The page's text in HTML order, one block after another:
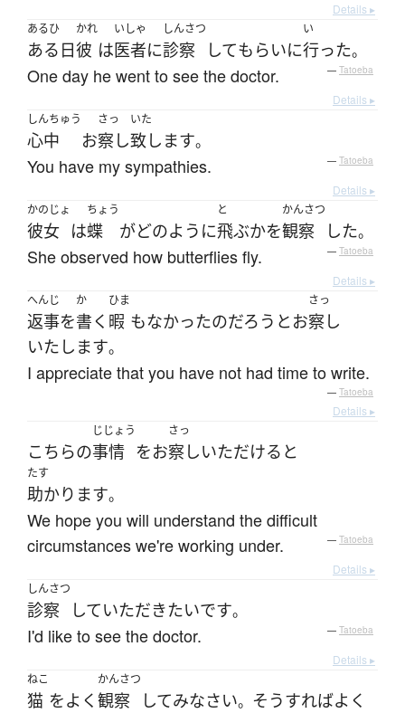
Details ▸
あるひ
ある日
かれ
彼 は
いしゃ
医者に
しんさつ
診察 してもらいに
い
行った。
One day he went to see the doctor. — Tatoeba
Details ▸
しんちゅう
心中 お
さっ
察し
いた
致します。
You have my sympathies. — Tatoeba
Details ▸
かのじょ
彼女 は
ちょう
蝶 がどのように
と
飛ぶかを
かんさつ
観察 した。
She observed how butterflies fly. — Tatoeba
Details ▸
へんじ
返事を
か
書く
ひま
暇 もなかったのだろう とお
さっ
察し
いたします。
I appreciate that you have not had time to write.
— Tatoeba
Details ▸
こちらの
じじょう
事情 をお
さっ
察しいただける と
たす
助かります。
We hope you will understand the difficult
circumstances we're working under.
— Tatoeba
Details ▸
しんさつ
診察 していただきたいです。
I'd like to see the doctor. — Tatoeba
Details ▸
ねこ
猫 をよく
かんさつ
観察 してみなさい。 そうすればよく